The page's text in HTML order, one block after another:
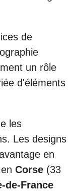
de
un rôle
d'éléments
les
Les designs
en
Corse (33
de-France